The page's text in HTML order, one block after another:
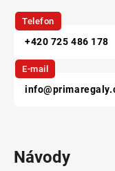
Telefon
+420 725 486 178
E-mail
Návody